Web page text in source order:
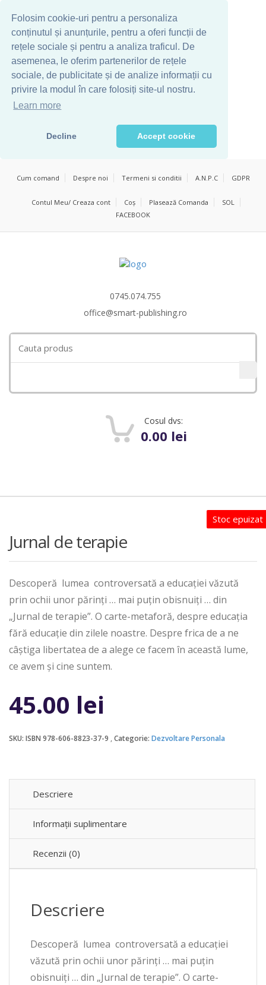
Folosim cookie-uri pentru a personaliza
conținutul și anunțurile, pentru a oferi funcții de
rețele sociale și pentru a analiza traficul. De
asemenea, le oferim partenerilor de rețele
sociale, de publicitate și de analize informații cu
privire la modul în care folosiți site-ul nostru.
Learn more
Decline Accept cookie
Cum comand Despre noi Termeni si conditii A.N.P.C GDPR
Contul Meu/ Creaza cont Coș Plasează Comanda
SOL
FACEBOOK
0745.074.755
office@smart-publishing.ro
for:
Cosul dvs:
0.00 lei
Stoc epuizat
Jurnal de terapie
Descoperă lumea controversată a educației văzută
prin ochii unor părinți … mai puțin obisnuiți … din
„Jurnal de terapie”. O carte-metaforă, despre educația
fără educație din zilele noastre. Despre frica de a ne
câștiga libertatea de a alege ce facem în această lume,
ce avem și cine suntem.
45.00 lei
SKU: ISBN 978-606-8823-37-9 Categorie: Dezvoltare Personala
Descriere
Informații suplimentare
Recenzii (0)
Descriere
Descoperă lumea controversată a educației
văzută prin ochii unor părinți … mai puțin
obisnuiți … din „Jurnal de terapie”. O carte-